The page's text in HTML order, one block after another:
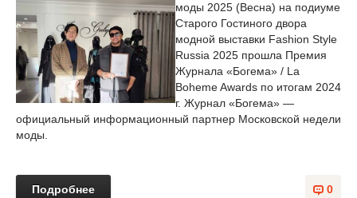
моды 2025 (Весна) на подиуме
Старого Гостиного двора
модной выставки Fashion Style
Russia 2025 прошла Премия
Журнала «Богема» / La
Boheme Awards по итогам 2024
г. Журнал «Богема» —
официальный информационный партнер Московской недели
моды.
0
Подробнее